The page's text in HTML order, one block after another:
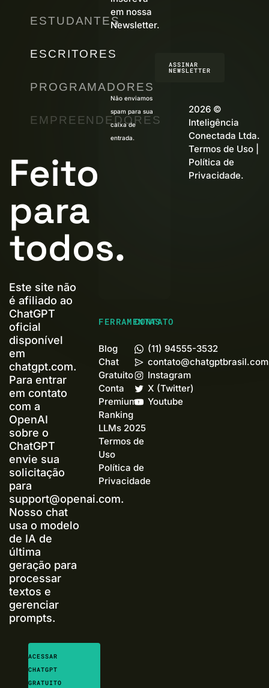
Feito
para
todos.
Este site não
é afiliado ao
ChatGPT
oficial
disponível
em
chatgpt.com.
Para entrar
em contato
com a
OpenAI
sobre o
ChatGPT
envie sua
solicitação
para
support@openai.com.
Nosso chat
usa o modelo
de IA de
última
geração para
processar
textos e
gerenciar
prompts.
ACESSAR
CHATGPT
GRATUITO
ESTUDANTES
ESCRITORES
PROGRAMADORES
EMPREENDEDORES
em nossa
Newsletter.
ASSINAR
NEWSLETTER
Não enviamos
spam para sua
caixa de
entrada.
FERRAMENTAS
Blog
Chat
Gratuito
Conta
Premium+
Ranking
LLMs 2025
Termos de
Uso
Política de
Privacidade
CONTATO
(11) 94555-3532
Instagram
X (Twitter)
Youtube
2026 ©
Inteligência
Conectada Ltda.
Termos de Uso|
Política de
Privacidade.